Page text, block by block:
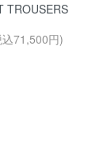
TROUSERS
71,500円)